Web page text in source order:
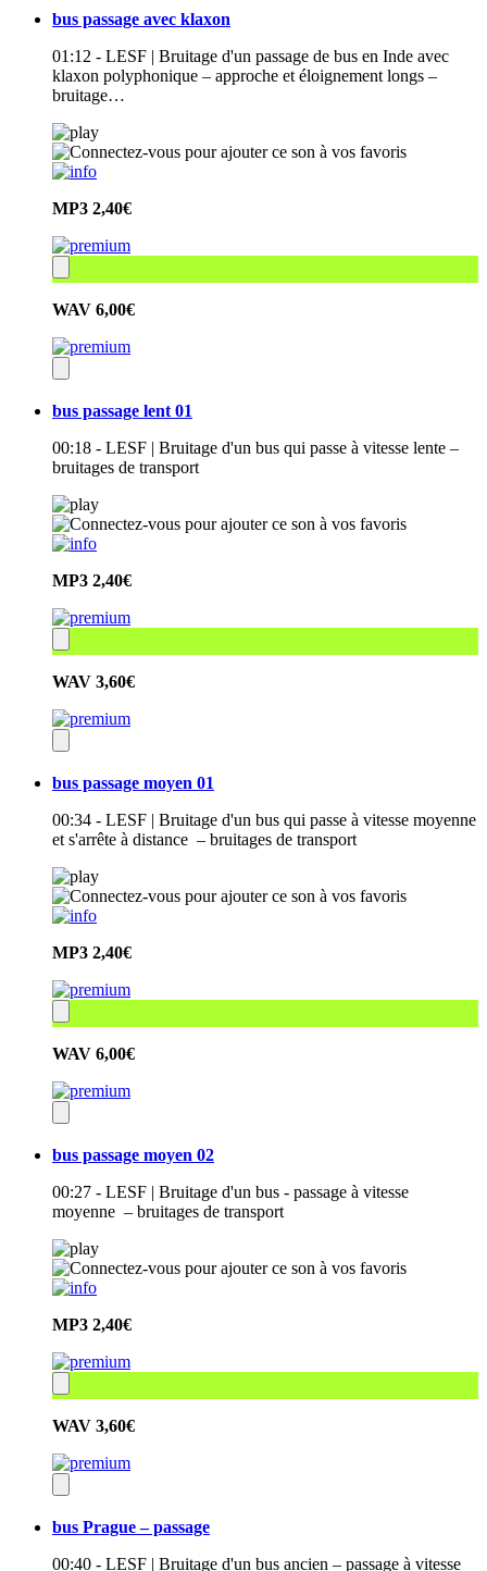
bus passage avec klaxon
01:12 - LESF | Bruitage d'un passage de bus en Inde avec
klaxon polyphonique – approche et éloignement longs –
bruitage…
MP3 2,40€
WAV 6,00€
bus passage lent 01
00:18 - LESF | Bruitage d'un bus qui passe à vitesse lente –
bruitages de transport
MP3 2,40€
WAV 3,60€
bus passage moyen 01
00:34 - LESF | Bruitage d'un bus qui passe à vitesse moyenne
et s'arrête à distance – bruitages de transport
MP3 2,40€
WAV 6,00€
bus passage moyen 02
00:27 - LESF | Bruitage d'un bus - passage à vitesse
moyenne – bruitages de transport
MP3 2,40€
WAV 3,60€
bus Prague – passage
00:40 - LESF | Bruitage d'un bus ancien – passage à vitesse